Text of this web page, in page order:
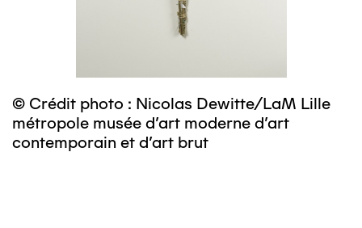
© Crédit photo : Nicolas Dewitte/LaM Lille
métropole musée d’art moderne d’art
contemporain et d’art brut